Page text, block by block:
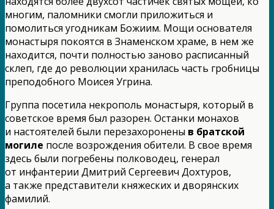
многим, паломники смогли приложиться и
помолиться угодникам Божиим. Мощи основателя
монастыря покоятся в Знаменском храме, в нем же
находится, почти полностью заново расписанный
склеп, где до революции хранилась часть гробницы
преподобного Моисея Угрина.
Группа посетила некрополь монастыря, который в
советское время был разорен. Останки монахов
и настоятелей были перезахоронены в братской
могиле после возрождения обители. В свое время
здесь были погребены полководец, генерал
от инфантерии Дмитрий Сергеевич Дохтуров,
а также представители княжеских и дворянских
фамилий.